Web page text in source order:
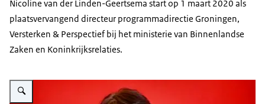
Nicoline van der Linden-Geertsema start op 1 maart 2020 als
plaatsvervangend directeur programmadirectie Groningen,
Versterken & Perspectief bij het ministerie van Binnenlandse
Zaken en Koninkrijksrelaties.
Vergroot afbeelding Nicoline van der Linden